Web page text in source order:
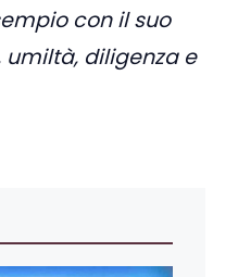
con il suo
diligenza e